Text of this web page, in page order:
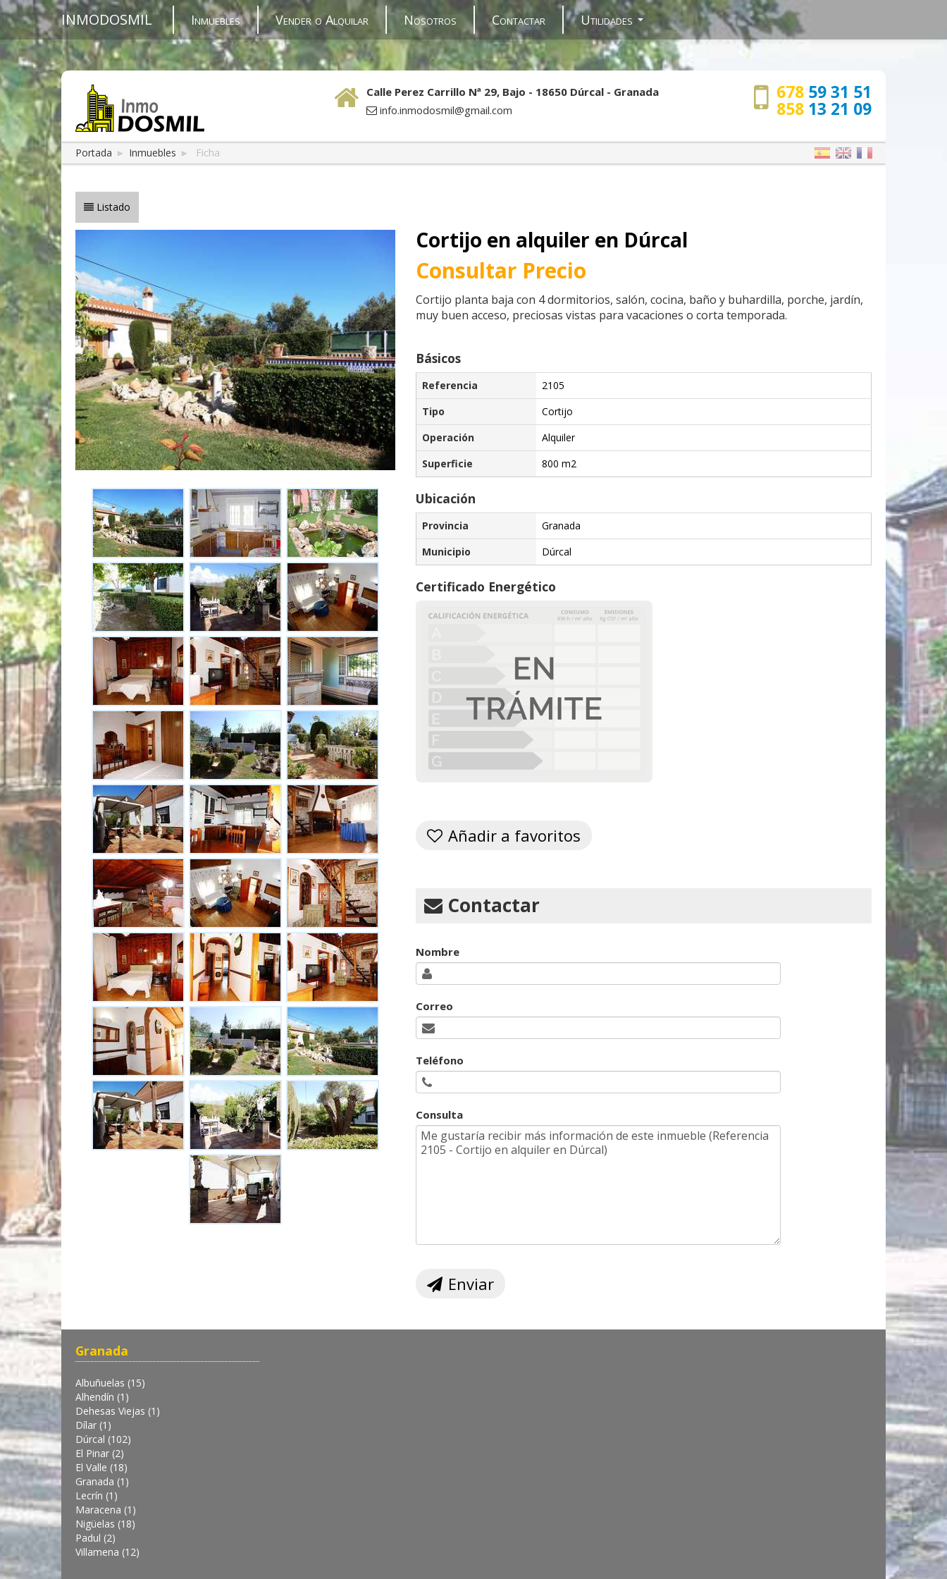
INMODOSMIL Inmuebles Vender o Alquilar Nosotros Contactar Utilidades
Calle Perez Carrillo Nª 29, Bajo - 18650 Dúrcal - Granada
info.inmodosmil@gmail.com
67859 31 51
85813 21 09
Portada ► Inmuebles ► Ficha
Listado
Cortijo en alquiler en Dúrcal
Consultar Precio
Cortijo planta baja con 4 dormitorios, salón, cocina, baño y buhardilla, porche, jardín,
muy buen acceso, preciosas vistas para vacaciones o corta temporada.
Básicos
Referencia
2105
Tipo
Cortijo
Operación
Alquiler
Superficie
800 m2
Ubicación
Provincia
Granada
Municipio
Dúrcal
Certificado Energético
Añadir a favoritos
Contactar
Nombre
Correo
Teléfono
Consulta
Enviar
Granada
Albuñuelas (15)
Alhendín (1)
Dehesas Viejas (1)
Dílar (1)
Dúrcal (102)
El Pinar (2)
El Valle (18)
Granada (1)
Lecrín (1)
Maracena (1)
Nigüelas (18)
Padul (2)
Villamena (12)